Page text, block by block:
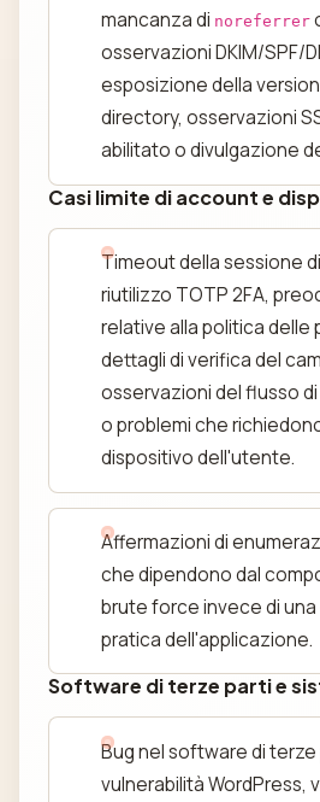
mancanza di noreferrer
osservazioni DKIM/SPF/
esposizione della
directory, osservazioni
abilitato o divulgazione
Casi limite di account e
Timeout della sessione
riutilizzo TOTP 2FA,
relative alla politica delle
dettagli di verifica del
osservazioni del flusso
o problemi che
dispositivo dell'utente.
Affermazioni di
che dipendono dal
brute force invece di
pratica dell'applicazione.
Software di terze parti e
Bug nel software di terze
vulnerabilità WordPress,